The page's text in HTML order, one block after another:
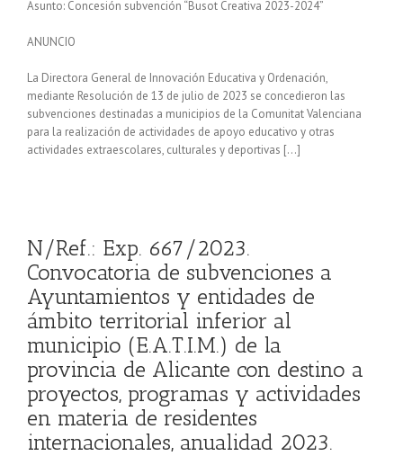
Asunto: Concesión subvención “Busot Creativa 2023-2024”
ANUNCIO
La Directora General de Innovación Educativa y Ordenación,
mediante Resolución de 13 de julio de 2023 se concedieron las
subvenciones destinadas a municipios de la Comunitat Valenciana
para la realización de actividades de apoyo educativo y otras
actividades extraescolares, culturales y deportivas […]
N/Ref.: Exp. 667/2023.
Convocatoria de subvenciones a
Ayuntamientos y entidades de
ámbito territorial inferior al
municipio (E.A.T.I.M.) de la
provincia de Alicante con destino a
proyectos, programas y actividades
en materia de residentes
internacionales, anualidad 2023.